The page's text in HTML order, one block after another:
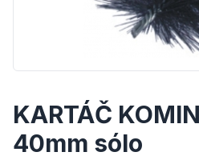
KARTÁČ
40mm sólo